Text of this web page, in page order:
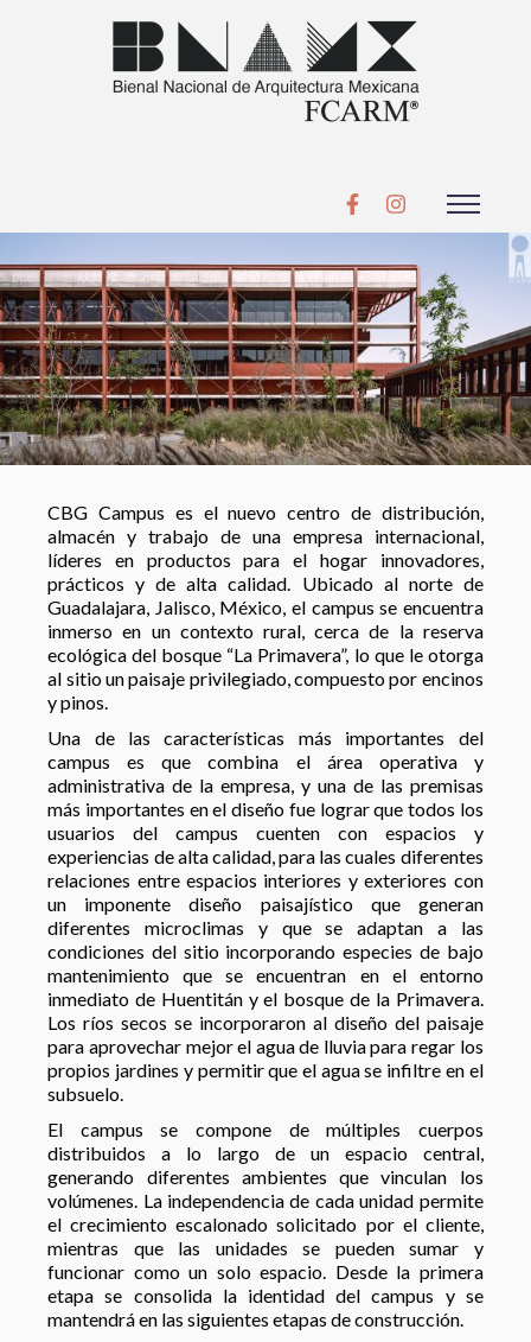
CBG Campus es el nuevo centro de distribución,
almacén y trabajo de una empresa internacional,
líderes en productos para el hogar innovadores,
prácticos y de alta calidad. Ubicado al norte de
Guadalajara, Jalisco, México, el campus se encuentra
inmerso en un contexto rural, cerca de la reserva
ecológica del bosque “La Primavera”, lo que le otorga
al sitio un paisaje privilegiado, compuesto por encinos
y pinos.
Una de las características más importantes del
campus es que combina el área operativa y
administrativa de la empresa, y una de las premisas
más importantes en el diseño fue lograr que todos los
usuarios del campus cuenten con espacios y
experiencias de alta calidad, para las cuales diferentes
relaciones entre espacios interiores y exteriores con
un imponente diseño paisajístico que generan
diferentes microclimas y que se adaptan a las
condiciones del sitio incorporando especies de bajo
mantenimiento que se encuentran en el entorno
inmediato de Huentitán y el bosque de la Primavera.
Los ríos secos se incorporaron al diseño del paisaje
para aprovechar mejor el agua de lluvia para regar los
propios jardines y permitir que el agua se infiltre en el
subsuelo.
El campus se compone de múltiples cuerpos
distribuidos a lo largo de un espacio central,
generando diferentes ambientes que vinculan los
volúmenes. La independencia de cada unidad permite
el crecimiento escalonado solicitado por el cliente,
mientras que las unidades se pueden sumar y
funcionar como un solo espacio. Desde la primera
etapa se consolida la identidad del campus y se
mantendrá en las siguientes etapas de construcción.